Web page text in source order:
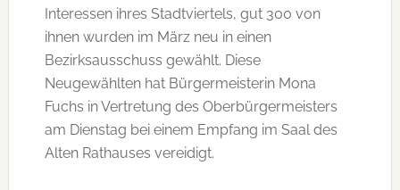
Interessen ihres Stadtviertels, gut 300 von
ihnen wurden im März neu in einen
Bezirksausschuss gewählt. Diese
Neugewählten hat Bürgermeisterin Mona
Fuchs in Vertretung des Oberbürgermeisters
am Dienstag bei einem Empfang im Saal des
Alten Rathauses vereidigt.